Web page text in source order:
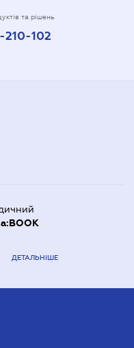
та рішень
102
ДЕТАЛЬНІШЕ